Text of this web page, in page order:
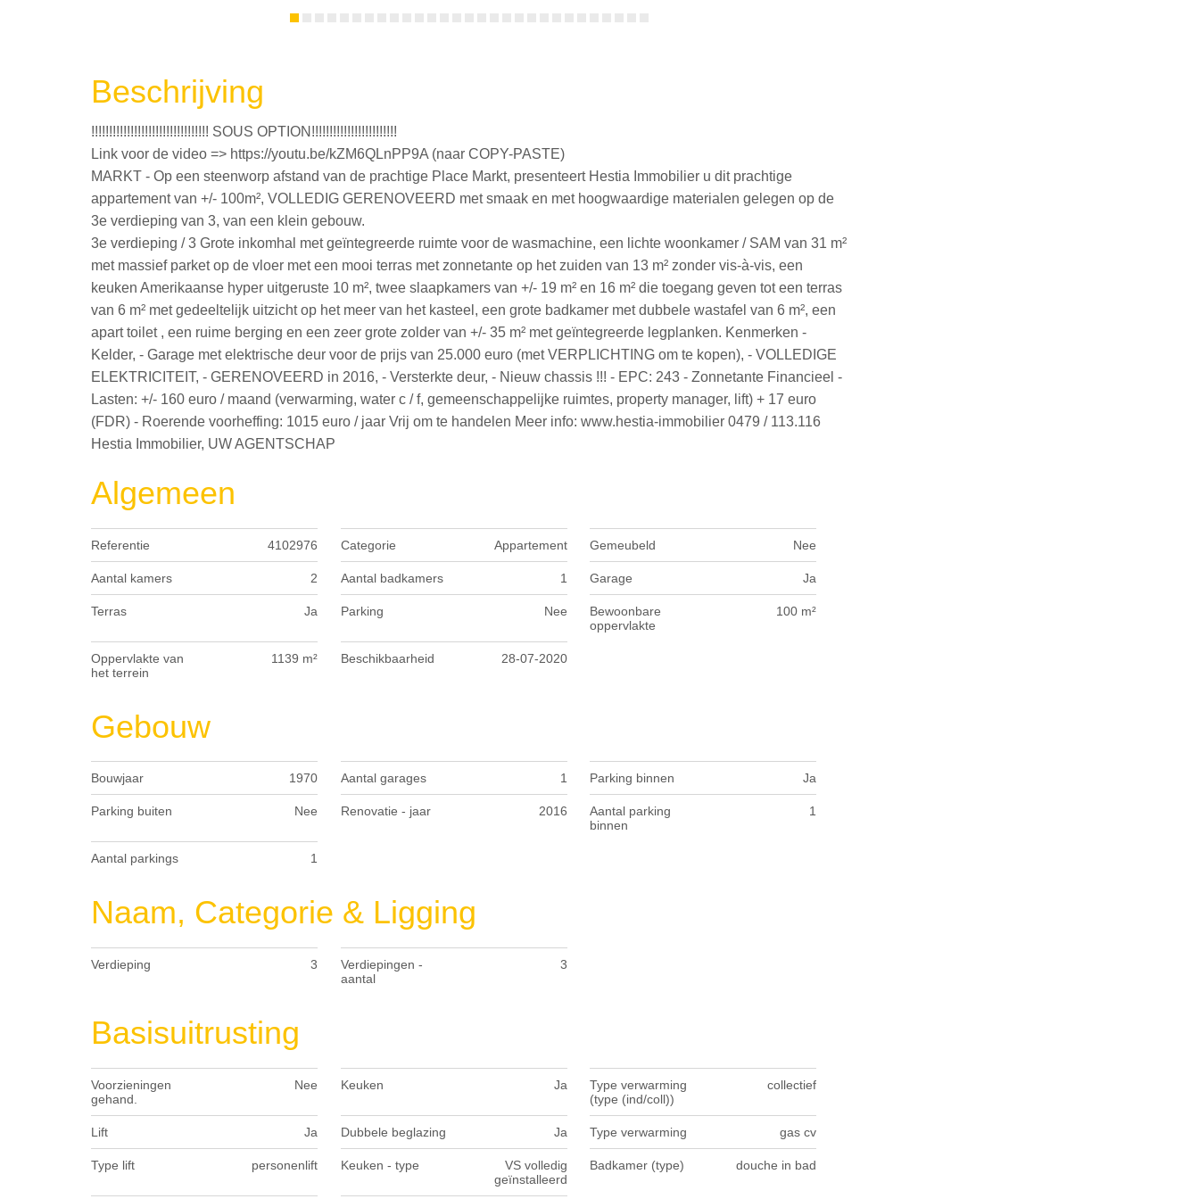
Beschrijving
!!!!!!!!!!!!!!!!!!!!!!!!!!!!!!!!! SOUS OPTION!!!!!!!!!!!!!!!!!!!!!!!!
Link voor de video => https://youtu.be/kZM6QLnPP9A (naar COPY-PASTE)
MARKT - Op een steenworp afstand van de prachtige Place Markt, presenteert Hestia Immobilier u dit prachtige
appartement van +/- 100m², VOLLEDIG GERENOVEERD met smaak en met hoogwaardige materialen gelegen op de
3e verdieping van 3, van een klein gebouw.
3e verdieping / 3 Grote inkomhal met geïntegreerde ruimte voor de wasmachine, een lichte woonkamer / SAM van 31 m²
met massief parket op de vloer met een mooi terras met zonnetante op het zuiden van 13 m² zonder vis-à-vis, een
keuken Amerikaanse hyper uitgeruste 10 m², twee slaapkamers van +/- 19 m² en 16 m² die toegang geven tot een terras
van 6 m² met gedeeltelijk uitzicht op het meer van het kasteel, een grote badkamer met dubbele wastafel van 6 m², een
apart toilet , een ruime berging en een zeer grote zolder van +/- 35 m² met geïntegreerde legplanken. Kenmerken -
Kelder, - Garage met elektrische deur voor de prijs van 25.000 euro (met VERPLICHTING om te kopen), - VOLLEDIGE
ELEKTRICITEIT, - GERENOVEERD in 2016, - Versterkte deur, - Nieuw chassis !!! - EPC: 243 - Zonnetante Financieel -
Lasten: +/- 160 euro / maand (verwarming, water c / f, gemeenschappelijke ruimtes, property manager, lift) + 17 euro
(FDR) - Roerende voorheffing: 1015 euro / jaar Vrij om te handelen Meer info: www.hestia-immobilier 0479 / 113.116
Hestia Immobilier, UW AGENTSCHAP
Algemeen
Referentie 4102976 Categorie Appartement Gemeubeld Nee
Aantal kamers 2 Aantal badkamers 1 Garage Ja
Terras Ja Parking Nee
Bewoonbare
oppervlakte
100 m²
Oppervlakte van
het terrein
1139 m² Beschikbaarheid 28-07-2020
Gebouw
Bouwjaar 1970 Aantal garages 1 Parking binnen Ja
Parking buiten Nee Renovatie - jaar 2016
Aantal parking
binnen
1
Aantal parkings 1
Naam, Categorie & Ligging
Verdieping 3
Verdiepingen -
aantal
3
Basisuitrusting
Voorzieningen
gehand.
Nee Keuken Ja
Type verwarming
(type (ind/coll))
collectief
Lift Ja Dubbele beglazing Ja Type verwarming gas cv
Type lift personenlift Keuken - type
VS volledig
geïnstalleerd
Badkamer (type) douche in bad